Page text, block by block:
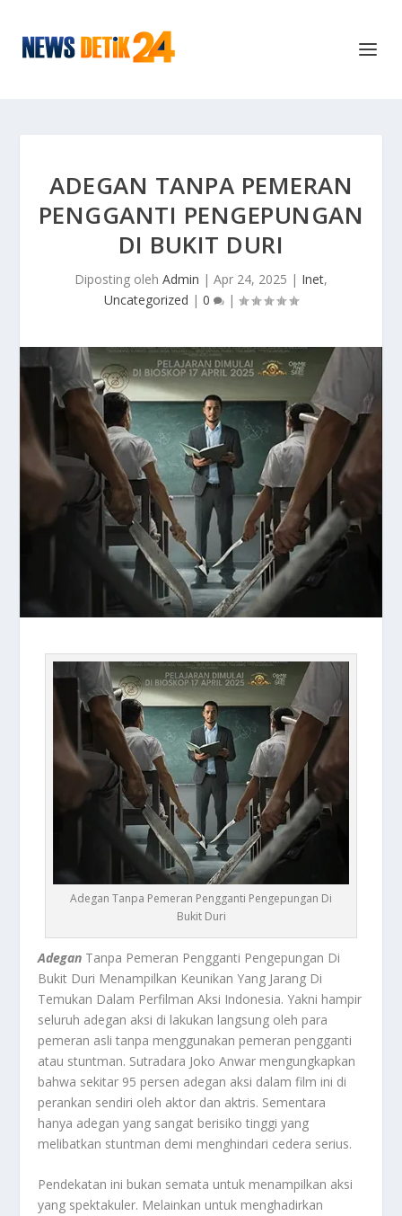
ADEGAN TANPA PEMERAN
PENGGANTI PENGEPUNGAN
DI BUKIT DURI
Diposting oleh Admin | Apr 24, 2025 | Inet,
Uncategorized | 0 |
Adegan Tanpa Pemeran Pengganti Pengepungan Di
Bukit Duri
Adegan Tanpa Pemeran Pengganti Pengepungan Di
Bukit Duri Menampilkan Keunikan Yang Jarang Di
Temukan Dalam Perfilman Aksi Indonesia. Yakni hampir
seluruh adegan aksi di lakukan langsung oleh para
pemeran asli tanpa menggunakan pemeran pengganti
atau stuntman. Sutradara Joko Anwar mengungkapkan
bahwa sekitar 95 persen adegan aksi dalam film ini di
perankan sendiri oleh aktor dan aktris. Sementara
hanya adegan yang sangat berisiko tinggi yang
melibatkan stuntman demi menghindari cedera serius.
Pendekatan ini bukan semata untuk menampilkan aksi
yang spektakuler. Melainkan untuk menghadirkan